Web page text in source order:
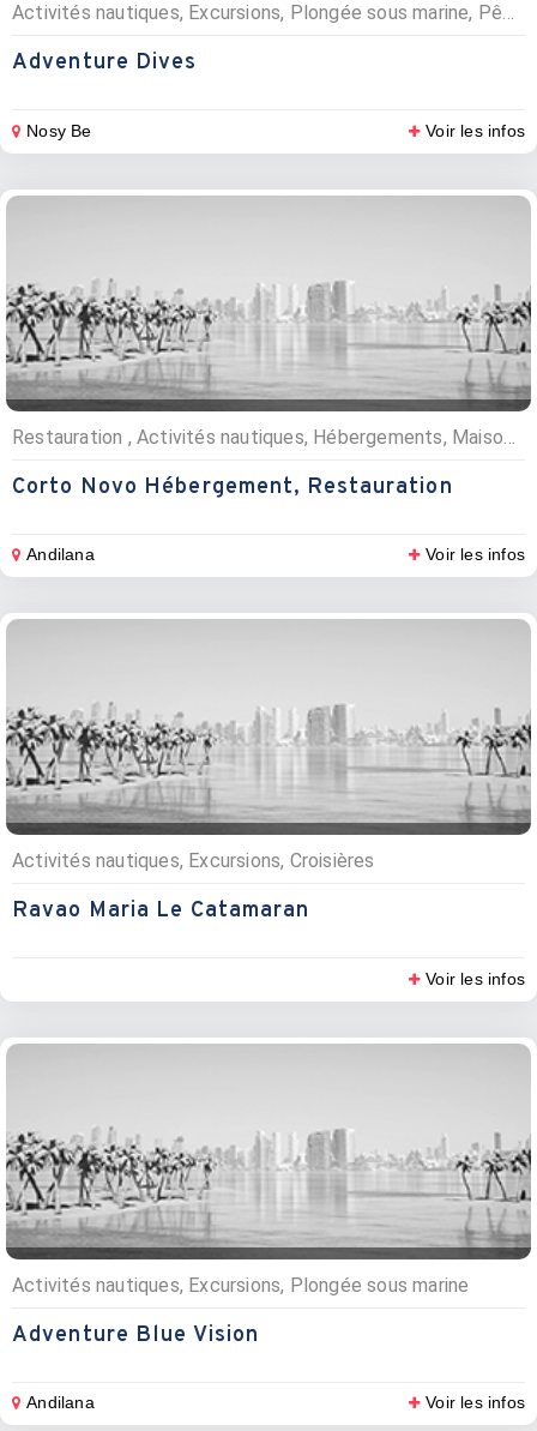
Activités nautiques, Excursions, Plongée sous marine, Pêche
Adventure Dives
Nosy Be Voir les infos
Corto Novo Hébergement, Restauration
Andilana Voir les infos
Activités nautiques, Excursions, Croisières
Ravao Maria Le Catamaran
Voir les infos
Activités nautiques, Excursions, Plongée sous marine
Adventure Blue Vision
Andilana Voir les infos